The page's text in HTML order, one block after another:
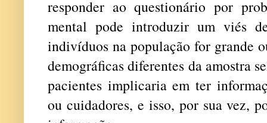
responder ao questionário por
mental pode introduzir um viés
indivíduos na população for grande
demográficas diferentes da amostra
pacientes implicaria em ter
ou cuidadores, e isso, por sua vez,